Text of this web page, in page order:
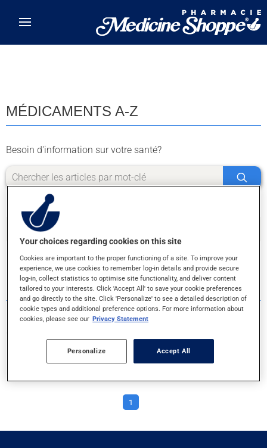
MÉDICAMENTS A-Z
Besoin d'information sur votre santé?
1 RÉSULTATS POUR LA LETTRE U
UN COMPRIME PAR JOUR FEM.
COMPRIME
1
Your choices regarding cookies on this site
Cookies are important to the proper functioning of a site. To improve your
experience, we use cookies to remember log-in details and provide secure
log-in, collect statistics to optimise site functionality, and deliver content
tailored to your interests. Click 'Accept All' to save your cookie preferences
and go directly to the site. Click 'Personalize' to see a detailed description of
cookie types and additional preference options. For more information about
cookies, please see our Privacy Statement
Personalize Accept All